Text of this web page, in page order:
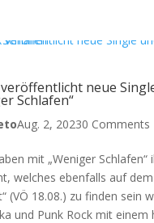
neue
Schlafen“
Aug. 2, 20230 Comments
mit „Weniger Schlafen“
welches ebenfalls auf
(VÖ 18.08.) zu finden sein
und Punk Rock mit einem